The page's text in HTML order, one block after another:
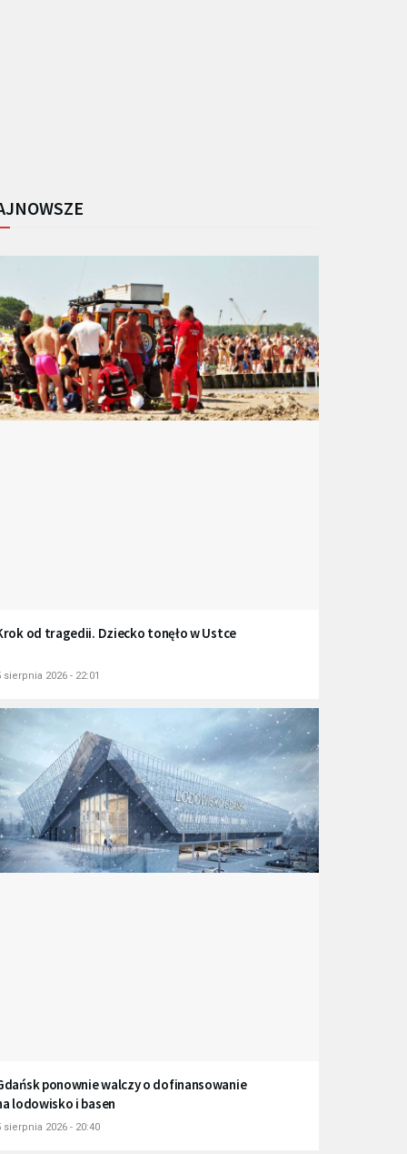
od tragedii. Dziecko tonęło w Ustce
sierpnia 2026 - 22:01
ponownie walczy o dofinansowanie
lodowisko i basen
sierpnia 2026 - 20:40